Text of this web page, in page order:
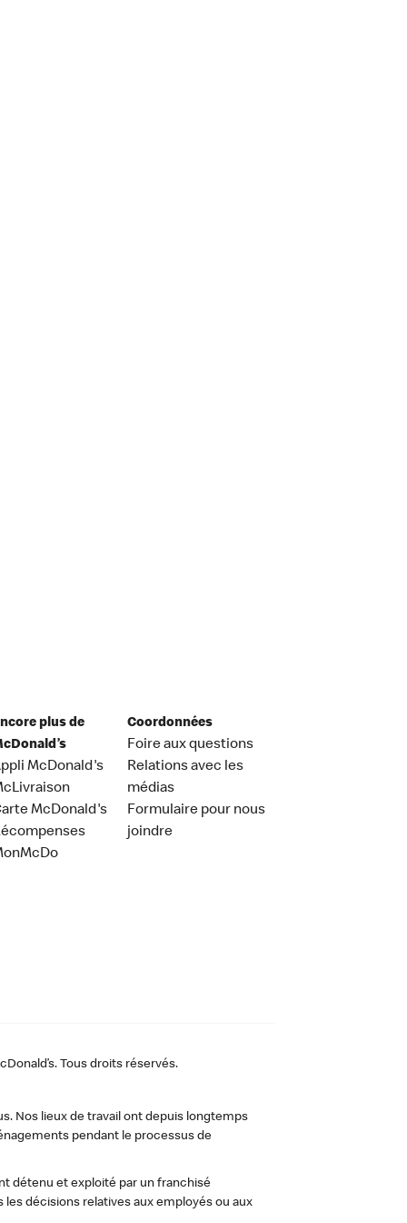
plus de
McDonald's
McDonald's
Coordonnées
Foire aux questions
Relations avec les
médias
Formulaire pour nous
joindre
Tous droits réservés.
Nos lieux de travail ont depuis longtemps
pendant le processus de
détenu et exploité par un franchisé
décisions relatives aux employés ou aux